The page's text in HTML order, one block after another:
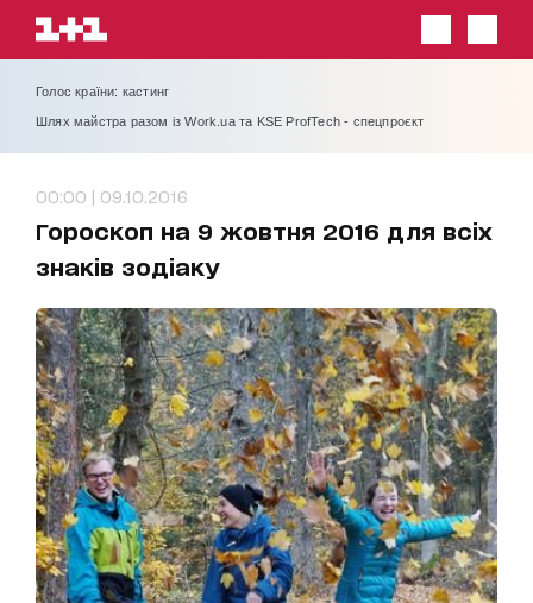
Голос країни: кастинг
Шлях майстра разом із Work.ua та KSE ProfTech - спецпроєкт
00:00 | 09.10.2016
Гороскоп на 9 жовтня 2016 для всіх
знаків зодіаку